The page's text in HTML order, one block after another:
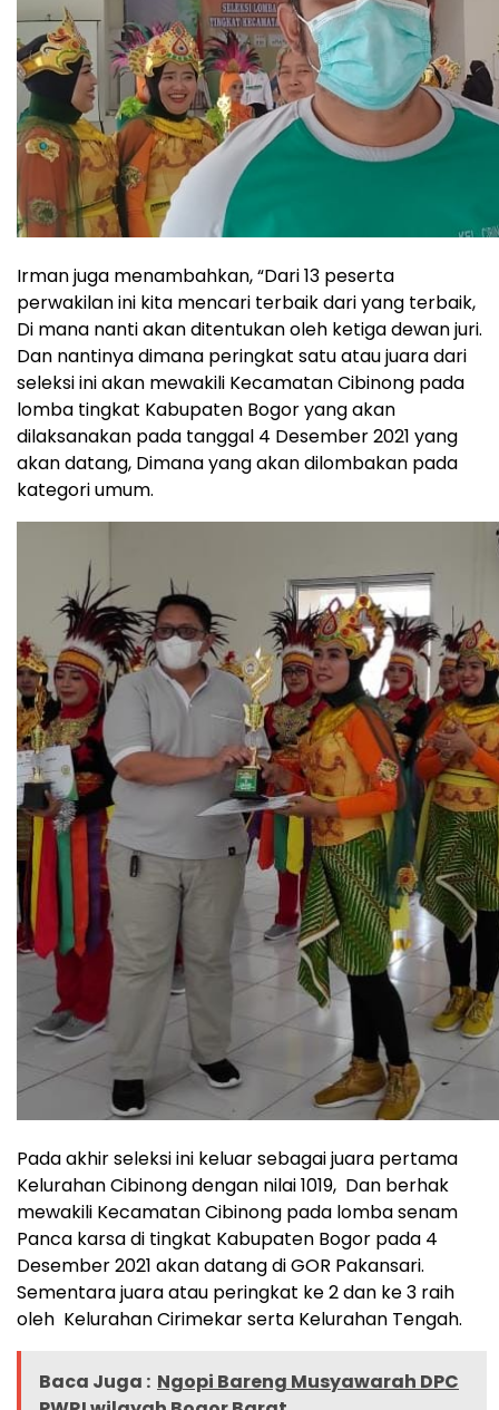
Irman juga menambahkan, “Dari 13 peserta
perwakilan ini kita mencari terbaik dari yang terbaik,
Di mana nanti akan ditentukan oleh ketiga dewan juri.
Dan nantinya dimana peringkat satu atau juara dari
seleksi ini akan mewakili Kecamatan Cibinong pada
lomba tingkat Kabupaten Bogor yang akan
dilaksanakan pada tanggal 4 Desember 2021 yang
akan datang, Dimana yang akan dilombakan pada
kategori umum.
Pada akhir seleksi ini keluar sebagai juara pertama
Kelurahan Cibinong dengan nilai 1019, Dan berhak
mewakili Kecamatan Cibinong pada lomba senam
Panca karsa di tingkat Kabupaten Bogor pada 4
Desember 2021 akan datang di GOR Pakansari.
Sementara juara atau peringkat ke 2 dan ke 3 raih
oleh Kelurahan Cirimekar serta Kelurahan Tengah.
Baca Juga : Ngopi Bareng Musyawarah DPC